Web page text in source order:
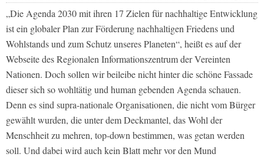
„Die Agenda 2030 mit ihren 17 Zielen für nachhaltige Entwicklung
ist ein globaler Plan zur Förderung nachhaltigen Friedens und
Wohlstands und zum Schutz unseres Planeten“, heißt es auf der
Webseite des Regionalen Informationszentrum der Vereinten
Nationen. Doch sollen wir beileibe nicht hinter die schöne Fassade
dieser sich so wohltätig und human gebenden Agenda schauen.
Denn es sind supra-nationale Organisationen, die nicht vom Bürger
gewählt wurden, die unter dem Deckmantel, das Wohl der
Menschheit zu mehren, top-down bestimmen, was getan werden
soll. Und dabei wird auch kein Blatt mehr vor den Mund